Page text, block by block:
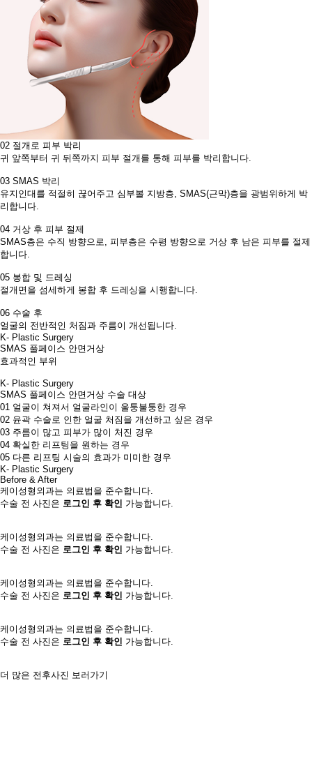
02 절개로 피부 박리
귀 앞쪽부터 귀 뒤쪽까지 피부 절개를 통해 피부를 박리합니다.
03 SMAS 박리
유지인대를 적절히 끊어주고 심부볼 지방층, SMAS(근막)층을 광범위하게 박
리합니다.
04 거상 후 피부 절제
SMAS층은 수직 방향으로, 피부층은 수평 방향으로 거상 후 남은 피부를 절제
합니다.​
05 봉합 및 드레싱
절개면을 섬세하게 봉합 후 드레싱을 시행합니다.
06 수술 후
얼굴의 전반적인 처짐과 주름이 개선됩니다.
K- Plastic Surgery
SMAS 풀페이스 안면거상
효과적인 부위
K- Plastic Surgery
SMAS 풀페이스 안면거상 수술 대상
01 얼굴이 쳐져서 얼굴라인이 울퉁불퉁한 경우​
02 윤곽 수술로 인한 얼굴 처짐을 개선하고 싶은 경우​
03 주름이 많고 피부가 많이 처진 경우​
04 확실한 리프팅을 원하는 경우​
05 다른 리프팅 시술의 효과가 미미한 경우​
K- Plastic Surgery
Before & After
케이성형외과는 의료법을 준수합니다.
수술 전 사진은 로그인 후 확인 가능합니다.
케이성형외과는 의료법을 준수합니다.
수술 전 사진은 로그인 후 확인 가능합니다.
케이성형외과는 의료법을 준수합니다.
수술 전 사진은 로그인 후 확인 가능합니다.
케이성형외과는 의료법을 준수합니다.
수술 전 사진은 로그인 후 확인 가능합니다.
더 많은 전후사진 보러가기